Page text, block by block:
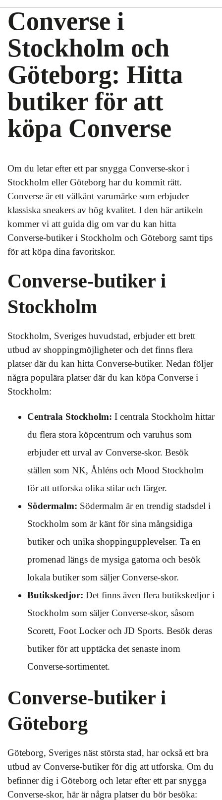
Converse i
Stockholm och
Göteborg: Hitta
butiker för att
köpa Converse
Om du letar efter ett par snygga Converse-skor i
Stockholm eller Göteborg har du kommit rätt.
Converse är ett välkänt varumärke som erbjuder
klassiska sneakers av hög kvalitet. I den här artikeln
kommer vi att guida dig om var du kan hitta
Converse-butiker i Stockholm och Göteborg samt tips
för att köpa dina favoritskor.
Converse-butiker i
Stockholm
Stockholm, Sveriges huvudstad, erbjuder ett brett
utbud av shoppingmöjligheter och det finns flera
platser där du kan hitta Converse-butiker. Nedan följer
några populära platser där du kan köpa Converse i
Stockholm:
Centrala Stockholm: I centrala Stockholm hittar
du flera stora köpcentrum och varuhus som
erbjuder ett urval av Converse-skor. Besök
ställen som NK, Åhléns och Mood Stockholm
för att utforska olika stilar och färger.
Södermalm: Södermalm är en trendig stadsdel i
Stockholm som är känt för sina mångsidiga
butiker och unika shoppingupplevelser. Ta en
promenad längs de mysiga gatorna och besök
lokala butiker som säljer Converse-skor.
Butikskedjor: Det finns även flera butikskedjor i
Stockholm som säljer Converse-skor, såsom
Scorett, Foot Locker och JD Sports. Besök deras
butiker för att upptäcka det senaste inom
Converse-sortimentet.
Converse-butiker i
Göteborg
Göteborg, Sveriges näst största stad, har också ett bra
utbud av Converse-butiker för dig att utforska. Om du
befinner dig i Göteborg och letar efter ett par snygga
Converse-skor, här är några platser du bör besöka: